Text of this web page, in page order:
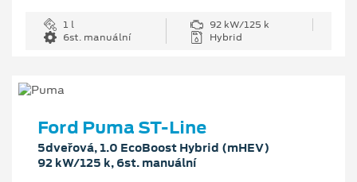
1 l
92 kW/125 k
6st. manuální
Hybrid
Ford Puma ST-Line
5dveřová, 1.0 EcoBoost Hybrid (mHEV)
92 kW/125 k, 6st. manuální